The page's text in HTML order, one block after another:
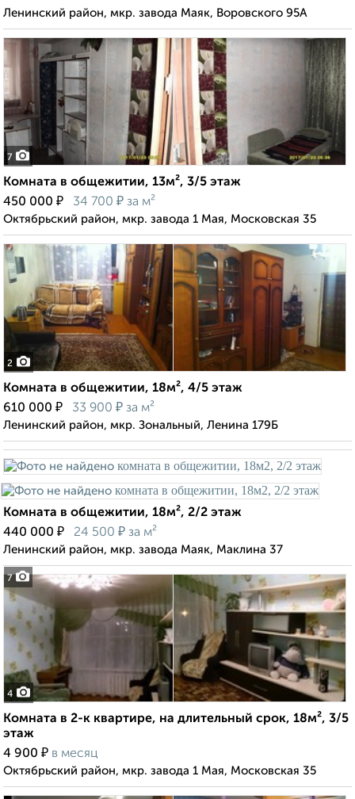
Ленинский район, мкр. завода Маяк, Воровского 95А
7
Комната в общежитии, 13м², 3/5 этаж
450 000 ₽ 34 700 ₽ за м²
Октябрьский район, мкр. завода 1 Мая, Московская 35
2
Комната в общежитии, 18м², 4/5 этаж
610 000 ₽ 33 900 ₽ за м²
Ленинский район, мкр. Зональный, Ленина 179Б
7
Комната в общежитии, 18м², 2/2 этаж
440 000 ₽ 24 500 ₽ за м²
Ленинский район, мкр. завода Маяк, Маклина 37
4
Комната в 2-к квартире, на длительный срок, 18м², 3/5
этаж
4 900 ₽ в месяц
Октябрьский район, мкр. завода 1 Мая, Московская 35